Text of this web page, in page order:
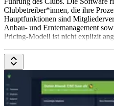
Clubbetreiber*innen, die ihre
Hauptfunktionen sind
Anbau- und Erntemanagement
Pricing-Modell ist nicht explizit